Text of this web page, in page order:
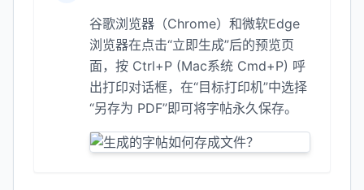
谷歌浏览器（Chrome）和微软Edge
浏览器在点击“立即生成”后的预览页
面，按 Ctrl+P (Mac系统 Cmd+P) 呼
出打印对话框，在“目标打印机”中选择
“另存为 PDF”即可将字帖永久保存。